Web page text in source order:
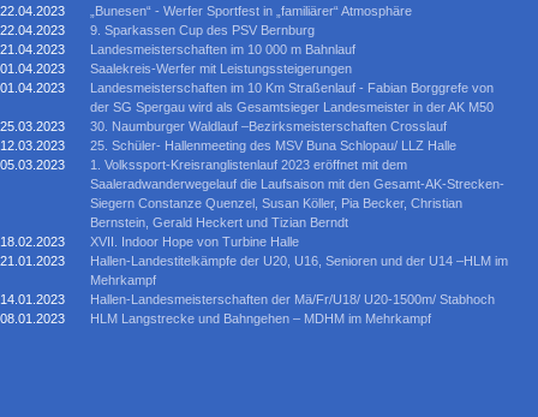
22.04.2023
„Bunesen“ - Werfer Sportfest in „familiärer“ Atmosphäre
22.04.2023
9. Sparkassen Cup des PSV Bernburg
21.04.2023
Landesmeisterschaften im 10 000 m Bahnlauf
01.04.2023
Saalekreis-Werfer mit Leistungssteigerungen
01.04.2023
Landesmeisterschaften im 10 Km Straßenlauf - Fabian Borggrefe von
der SG Spergau wird als Gesamtsieger Landesmeister in der AK M50
25.03.2023
30. Naumburger Waldlauf –Bezirksmeisterschaften Crosslauf
12.03.2023
25. Schüler- Hallenmeeting des MSV Buna Schlopau/ LLZ Halle
05.03.2023
1. Volkssport-Kreisranglistenlauf 2023 eröffnet mit dem
Saaleradwanderwegelauf die Laufsaison mit den Gesamt-AK-Strecken-
Siegern Constanze Quenzel, Susan Köller, Pia Becker, Christian
Bernstein, Gerald Heckert und Tizian Berndt
18.02.2023
XVII. Indoor Hope von Turbine Halle
21.01.2023
Hallen-Landestitelkämpfe der U20, U16, Senioren und der U14 –HLM im
Mehrkampf
14.01.2023
Hallen-Landesmeisterschaften der Mä/Fr/U18/ U20-1500m/ Stabhoch
08.01.2023
HLM Langstrecke und Bahngehen – MDHM im Mehrkampf